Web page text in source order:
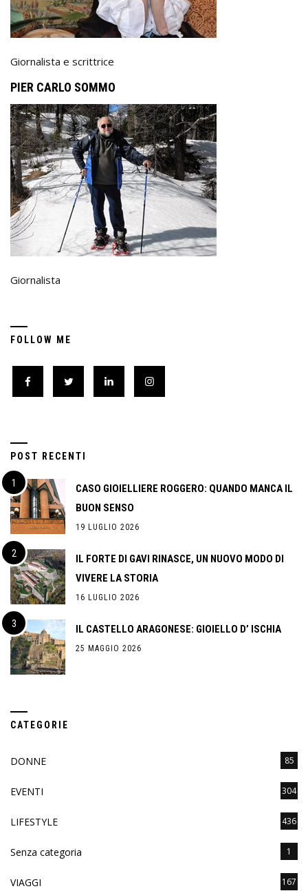
Giornalista e scrittrice
PIER CARLO SOMMO
Giornalista
FOLLOW ME
POST RECENTI
CASO GIOIELLIERE ROGGERO: QUANDO MANCA IL
BUON SENSO
19 LUGLIO 2026
IL FORTE DI GAVI RINASCE, UN NUOVO MODO DI
VIVERE LA STORIA
16 LUGLIO 2026
IL CASTELLO ARAGONESE: GIOIELLO D’ ISCHIA
25 MAGGIO 2026
CATEGORIE
DONNE 85
EVENTI 304
LIFESTYLE 436
Senza categoria 1
VIAGGI 167